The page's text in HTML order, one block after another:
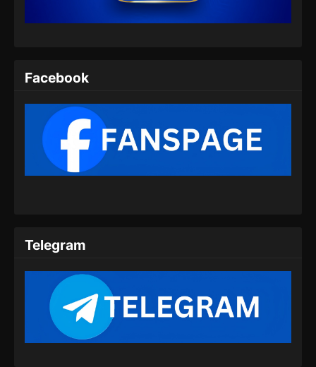
Eps 07 - Dragon Prince Yuan Episode 07
Subtitle Indonesia - Juni 23, 2024
Subtitle Indonesia - Juni 27, 2024
Dragon Prince Yuan Episode 09 Subtitle
Indonesia
Dragon Prince Yuan Episode 11 Subtitle
Indonesia
Facebook
Telegram